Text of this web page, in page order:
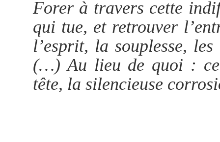
Forer à travers cette
qui tue, et retrouver
l’esprit, la souplesse,
(…) Au lieu de quoi : ce
tête, la silencieuse